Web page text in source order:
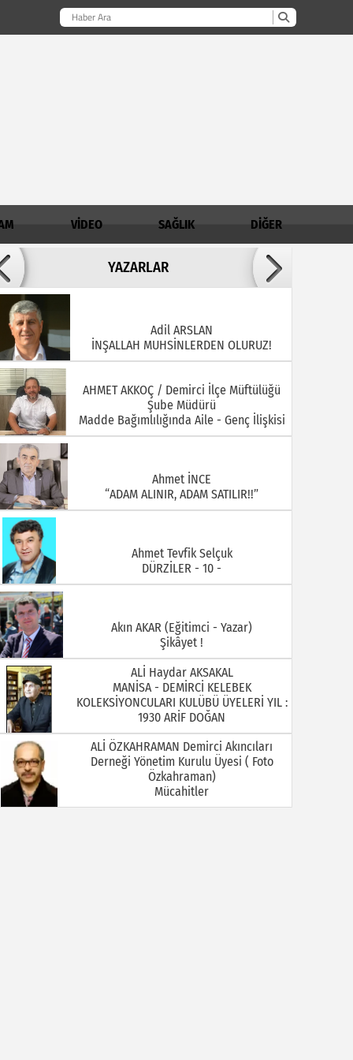
VİDEO SAĞLIK DİĞER
YAZARLAR
İNŞALLAH MUHSİNLERDEN OLURUZ!
Şube Müdürü
Madde Bağımlılığında Aile - Genç İlişkisi
Ahmet İNCE
“ADAM ALINIR, ADAM SATILIR!!”
Ahmet Tevfik Selçuk
DÜRZİLER - 10 -
Akın AKAR (Eğitimci - Yazar)
Şikâyet !
KOLEKSİYONCULARI KULÜBÜ ÜYELERİ YIL :
1930 ARİF DOĞAN
ALİ ÖZKAHRAMAN Demirci Akıncıları
Derneği Yönetim Kurulu Üyesi ( Foto
Özkahraman)
Mücahitler
Ali Öztürkmen / Emekli Öğretmen
YOKSA